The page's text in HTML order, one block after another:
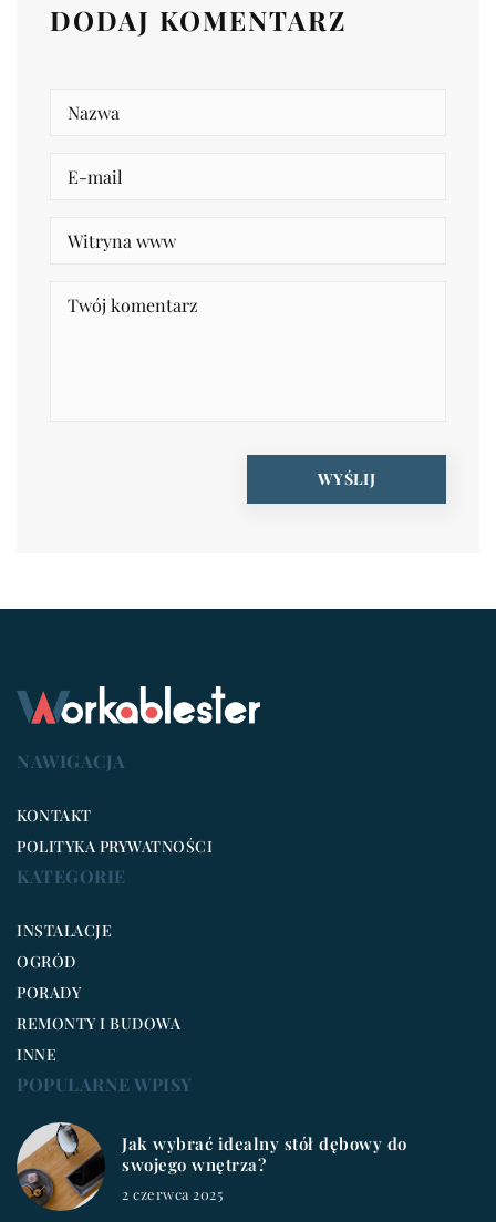
DODAJ KOMENTARZ
NAWIGACJA
KONTAKT
POLITYKA PRYWATNOŚCI
KATEGORIE
INSTALACJE
OGRÓD
PORADY
REMONTY I BUDOWA
INNE
POPULARNE WPISY
Jak wybrać idealny stół dębowy do
swojego wnętrza?
2 czerwca 2025